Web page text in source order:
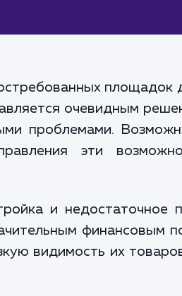
площадок
очевидным
проблемами.
эти
и недостаточное
финансовым
видимость их